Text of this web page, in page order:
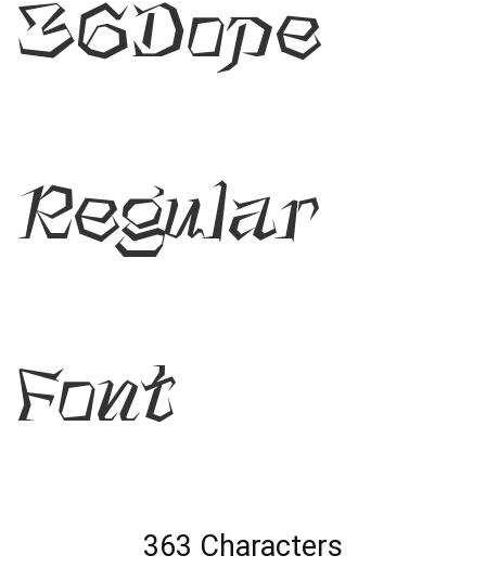
36Dope
Regular
Font
363 Characters